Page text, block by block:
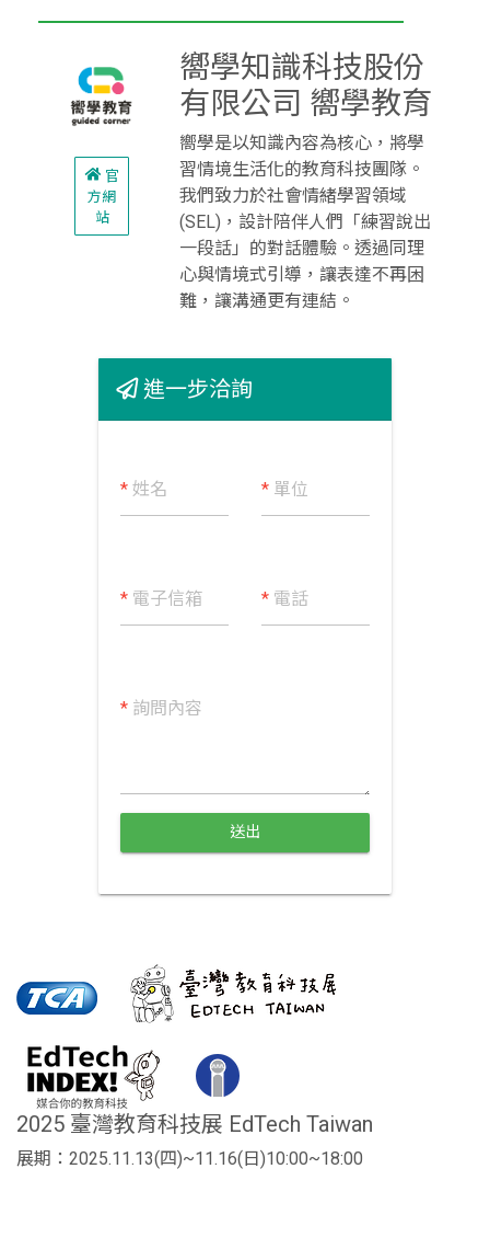
官
方網
站
嚮學知識科技股份
有限公司 嚮學教育
嚮學是以知識內容為核心，將學
習情境生活化的教育科技團隊。
我們致力於社會情緒學習領域
(SEL)，設計陪伴人們「練習說出
一段話」的對話體驗。透過同理
心與情境式引導，讓表達不再困
難，讓溝通更有連結。
進一步洽詢
*姓名 * 單位
*電子信箱 * 電話
*詢問內容
送出
2025 臺灣教育科技展 EdTech Taiwan
展期：2025.11.13(四)~11.16(日)10:00~18:00